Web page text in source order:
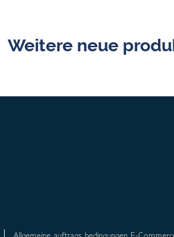
Weitere neue